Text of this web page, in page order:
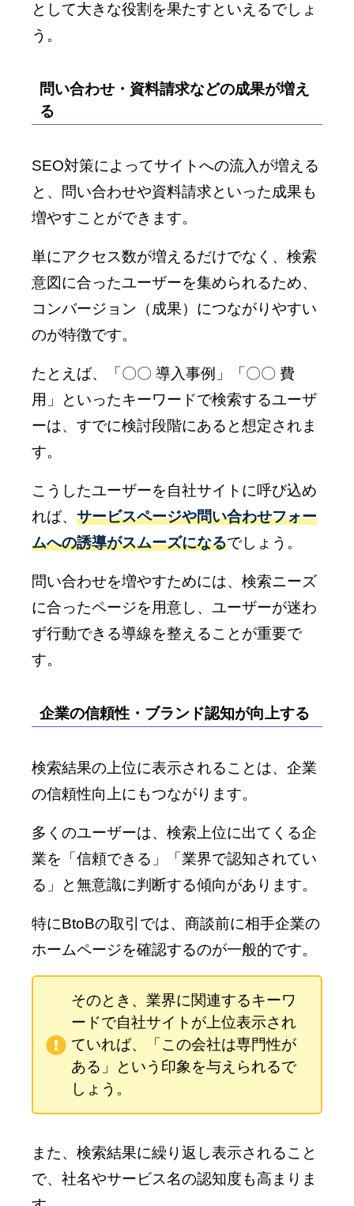
として大きな役割を果たすといえるでしょ
う。
問い合わせ・資料請求などの成果が増え
る
SEO対策によってサイトへの流入が増える
と、問い合わせや資料請求といった成果も
増やすことができます。
単にアクセス数が増えるだけでなく、検索
意図に合ったユーザーを集められるため、
コンバージョン（成果）につながりやすい
のが特徴です。
たとえば、「〇〇 導入事例」「〇〇 費
用」といったキーワードで検索するユーザ
ーは、すでに検討段階にあると想定されま
す。
こうしたユーザーを自社サイトに呼び込め
れば、 サービスページや問い合わせフォー
ムへの誘導がスムーズになるでしょう。
問い合わせを増やすためには、検索ニーズ
に合ったページを用意し、ユーザーが迷わ
ず行動できる導線を整えることが重要で
す。
企業の信頼性・ブランド認知が向上する
検索結果の上位に表示されることは、企業
の信頼性向上にもつながります。
多くのユーザーは、検索上位に出てくる企
業を「信頼できる」「業界で認知されてい
る」と無意識に判断する傾向があります。
特にBtoBの取引では、商談前に相手企業の
ホームページを確認するのが一般的です。
そのとき、業界に関連するキーワ
ードで自社サイトが上位表示され
ていれば、「この会社は専門性が
ある」という印象を与えられるで
しょう。
また、検索結果に繰り返し表示されること
で、社名やサービス名の認知度も高まりま